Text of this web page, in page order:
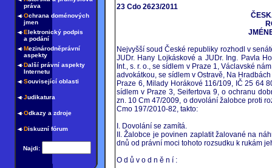
práva
Ochrana doménových
jmen
Elektronický podpis
a podání
Mezinárodněprávní
aspekty
Další právní aspekty
Internetu
Související oblasti
Judikatura
Odkazy a zdroje
Diskuzní fórum
Najdi:
23 Cdo 2623/2011
Nejvyšší soud České republiky rozhodl v
JUDr. Hany Lojkáskové a JUDr. Ing. Pavla
Int., s. r. o., se sídlem v Praze 1, Václavské
advokátkou, se sídlem v Ostravě, Na
Praze 6, Milady Horákové 116/109, IČ 25 64
sídlem v Praze 3, Seifertova 9, o ochranu
zn. 10 Cm 47/2009, o dovolání žalobce proti
Cmo 197/2010-82, takto:
I. Dovolání se zamítá.
II. Žalobce je povinen zaplatit žalované na
dnů od právní moci tohoto rozsudku k rukám
O d ů v o d n ě n í :